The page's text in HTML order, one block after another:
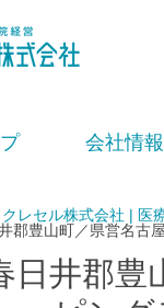
会社情報
レセル株式会社 | 医
郡豊山町／県営名古
日井郡豊